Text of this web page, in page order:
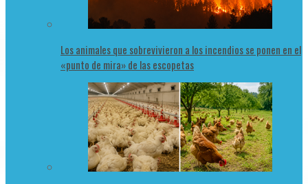
Los animales que sobrevivieron a los incendios se ponen en el
«punto de mira» de las escopetas